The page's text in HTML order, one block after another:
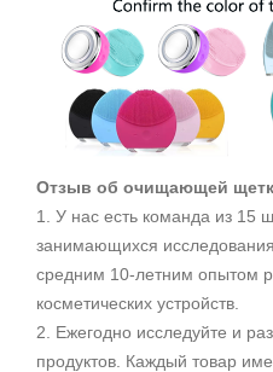
Отзыв об очищающей
1. У нас есть команда из 15
занимающихся
средним 10-летним опытом
косметических устройств.
2. Ежегодно исследуйте и
продуктов. Каждый товар